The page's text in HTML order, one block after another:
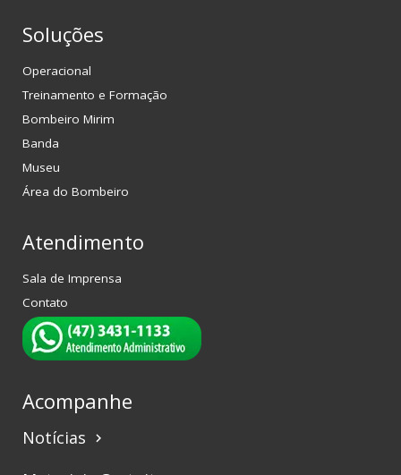
Soluções
Operacional
Treinamento e Formação
Bombeiro Mirim
Banda
Museu
Área do Bombeiro
Atendimento
Sala de Imprensa
Contato
Acompanhe
Notícias keyboard_arrow_right